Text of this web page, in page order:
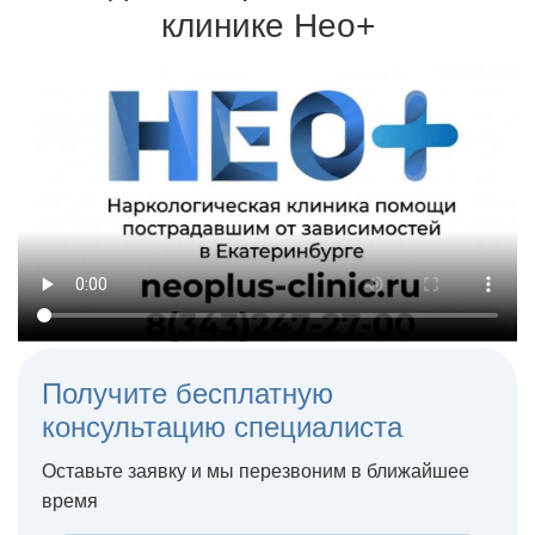
Терапия может проходить на дому или в стационаре
клинике Нео+
Получите бесплатную
консультацию специалиста
Оставьте заявку и мы перезвоним в ближайшее
время